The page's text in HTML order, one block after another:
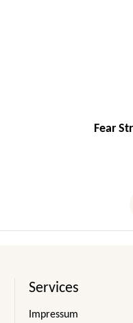
Fear
Services
Impressum